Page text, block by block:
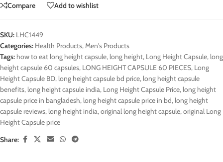
Compare
Add to wishlist
SKU: LHC1449
Categories: Health Products,Men's Products
Tags: how to eat long height capsule, long height, Long Height Capsule, long
height capsule 60 capsules, LONG HEIGHT CAPSULE 60 PIECES, Long
Height Capsule BD, long height capsule bd price, long height capsule
benefits, long height capsule india, Long Height Capsule Price, long height
capsule price in bangladesh, long height capsule price in bd, long height
capsule reviews, long height india,original long height capsule,original Long
Height Capsule price
Share: